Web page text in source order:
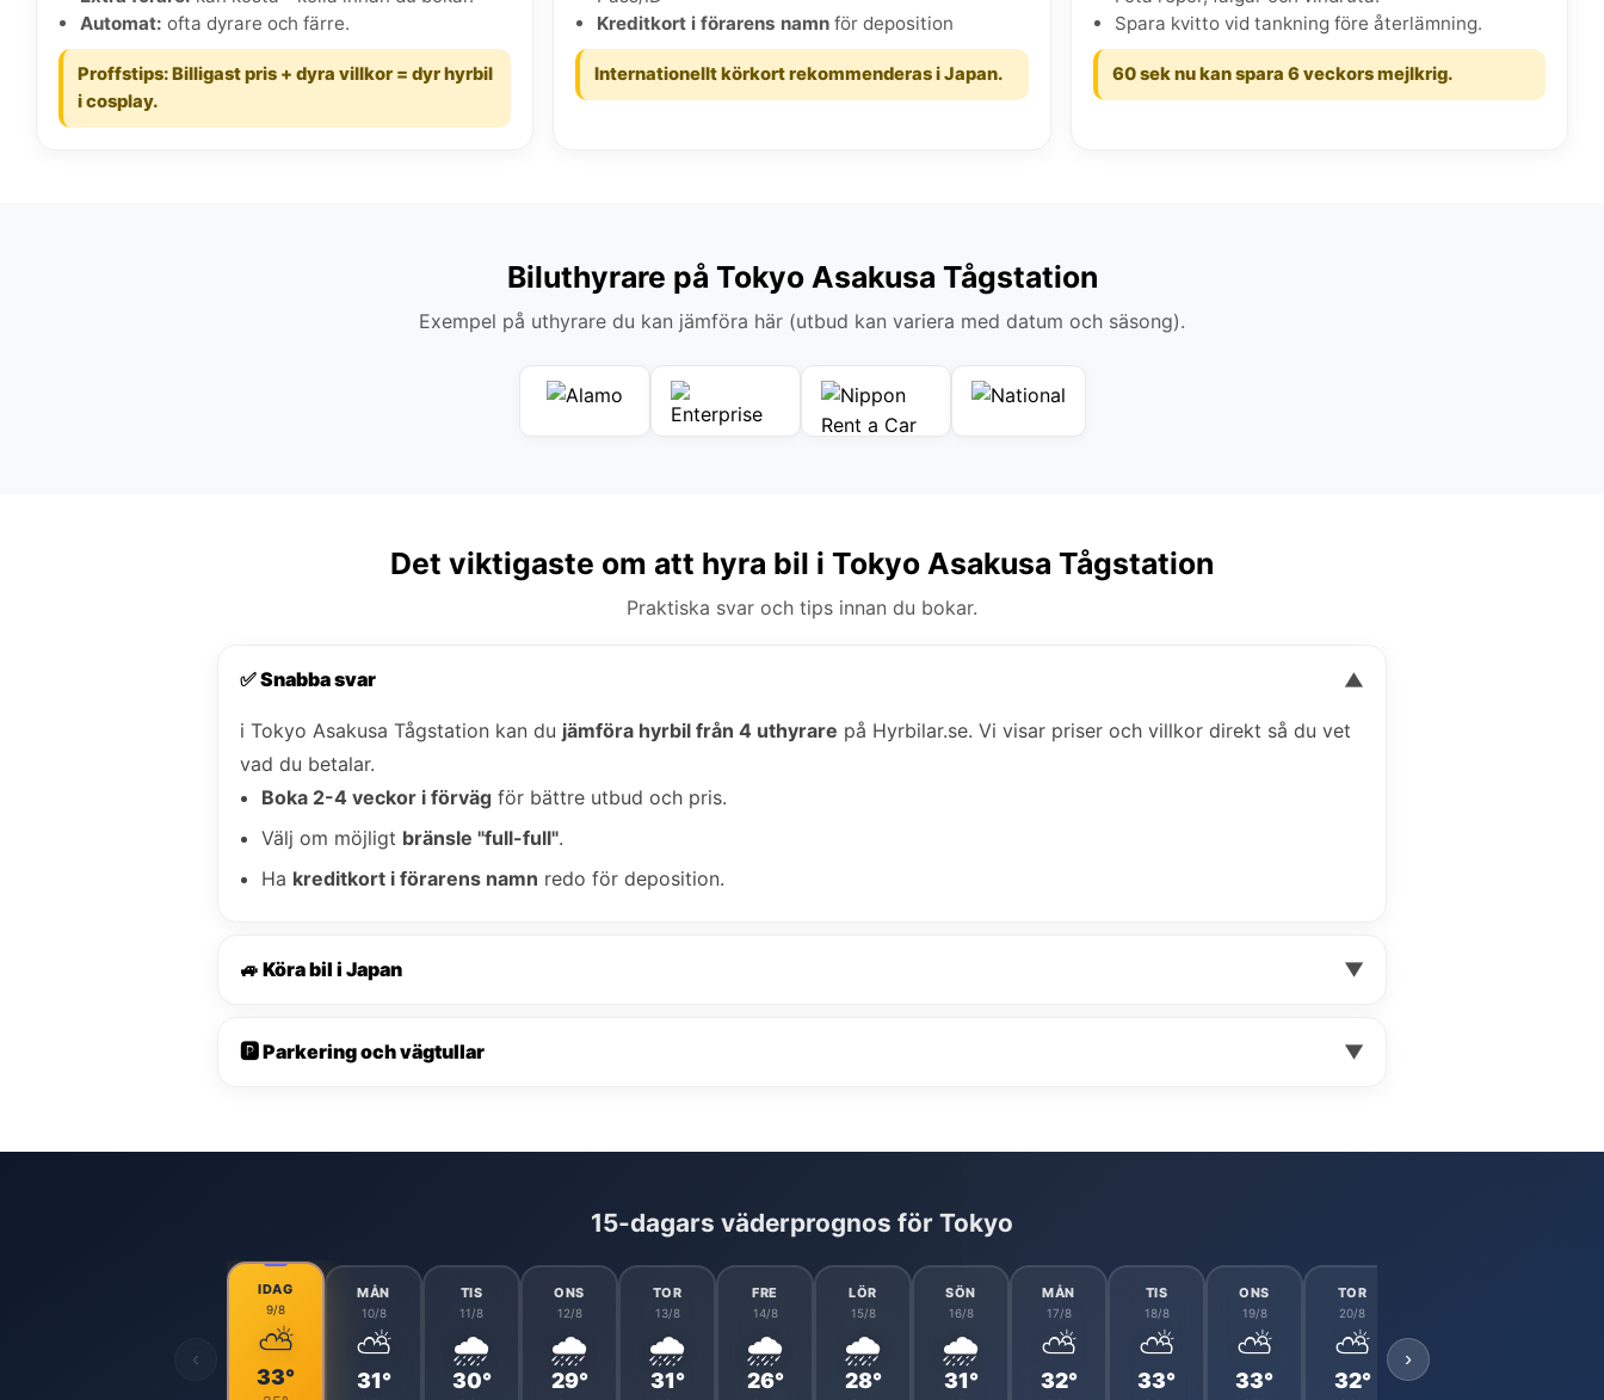
Automat: ofta dyrare och färre.
Proffstips: Billigast pris + dyra villkor = dyr hyrbil
i cosplay.
Kreditkort i förarens namn för deposition
Internationellt körkort rekommenderas i Japan.
Spara kvitto vid tankning före återlämning.
60 sek nu kan spara 6 veckors mejlkrig.
Biluthyrare på Tokyo Asakusa Tågstation
Exempel på uthyrare du kan jämföra här (utbud kan variera med datum och säsong).
Det viktigaste om att hyra bil i Tokyo Asakusa Tågstation
Praktiska svar och tips innan du bokar.
✅ Snabba svar ▼
i Tokyo Asakusa Tågstation kan du jämföra hyrbil från 4 uthyrare på Hyrbilar.se. Vi visar priser och villkor direkt så du vet
vad du betalar.
Boka 2-4 veckor i förväg för bättre utbud och pris.
Välj om möjligt bränsle "full-full".
Ha kreditkort i förarens namn redo för deposition.
🚙 Köra bil i Japan ▼
🅿️ Parkering och vägtullar ▼
15-dagars väderprognos för Tokyo
‹
IDAG
9/8
⛅
33°
MÅN
10/8
⛅
31°
TIS
11/8
🌧️
30°
ONS
12/8
🌧️
29°
TOR
13/8
🌧️
31°
FRE
14/8
🌧️
26°
LÖR
15/8
🌧️
28°
SÖN
16/8
🌧️
31°
MÅN
17/8
⛅
32°
TIS
18/8
⛅
33°
ONS
19/8
⛅
33°
TOR
20/8
⛅
32°
›